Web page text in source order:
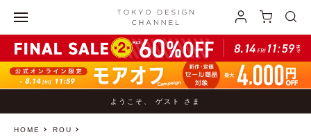
ようこそ、 ゲスト さま
HOME
ROU